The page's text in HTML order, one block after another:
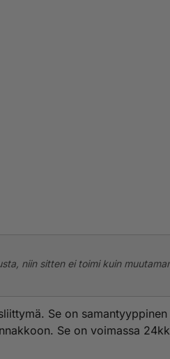
niin sitten ei toimi kuin
Se on samantyyppinen
Se on voimassa 24kk